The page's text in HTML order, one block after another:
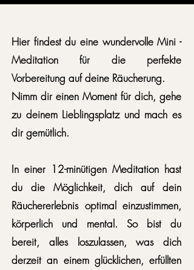
Hier findest du eine wundervolle Mini -
Meditation für die perfekte
Vorbereitung auf deine Räucherung.
Nimm dir einen Moment für dich, gehe
zu deinem Lieblingsplatz und mach es
dir gemütlich.
In einer 12-minütigen Meditation hast
du die Möglichkeit, dich auf dein
Räuchererlebnis optimal einzustimmen,
körperlich und mental. So bist du
bereit, alles loszulassen, was dich
derzeit an einem glücklichen, erfüllten